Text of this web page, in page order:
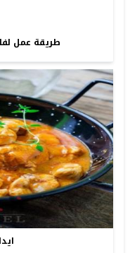
طريقة عمل